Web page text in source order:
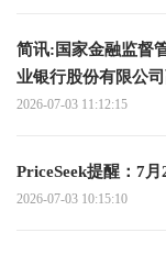
简讯:国家金融监督
业银行股份有限公
2026-07-03 11:12:15
PriceSeek提醒：7
2026-07-03 10:15:10